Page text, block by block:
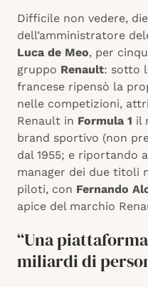
Difficile non vedere,
dell’amministratore
Luca de Meo, per
gruppo Renault: sotto
francese ripensò la
nelle competizioni,
Renault in Formula 1 il
brand sportivo (non
dal 1955; e riportando
manager dei due titoli
piloti, con Fernando
apice del marchio
“Una
miliardi di